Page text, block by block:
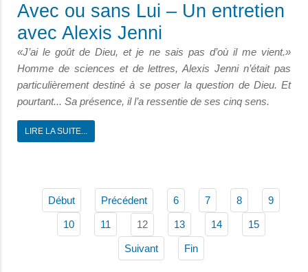
Avec ou sans Lui – Un entretien
avec Alexis Jenni
«J’ai le goût de Dieu, et je ne sais pas d’où il me vient.»
Homme de sciences et de lettres, Alexis Jenni n’était pas
particulièrement destiné à se poser la question de Dieu. Et
pourtant... Sa présence, il l’a ressentie de ses cinq sens.
LIRE LA SUITE...
Début Précédent 6 7 8 9
10 11 12 13 14 15
Suivant Fin